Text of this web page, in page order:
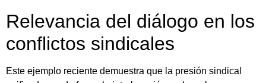
Relevancia del diálogo en los
conflictos sindicales
Este ejemplo reciente demuestra que la presión sindical